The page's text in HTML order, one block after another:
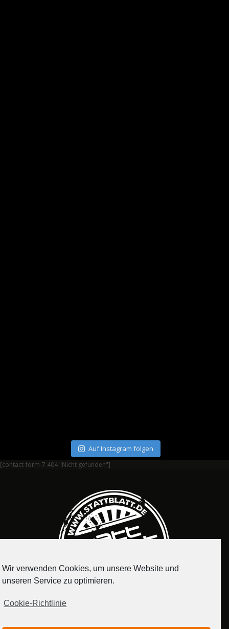
Auf Instagram folgen
[contact-form-7 404 "Nicht gefunden"]
Wir verwenden Cookies, um unsere Website und
unseren Service zu optimieren.
Cookie-Richtlinie